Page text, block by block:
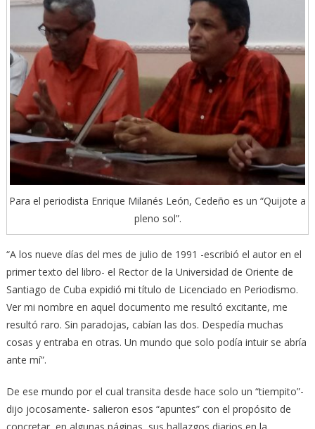
Para el periodista Enrique Milanés León, Cedeño es un “Quijote a
pleno sol”.
“A los nueve días del mes de julio de 1991 -escribió el autor en el
primer texto del libro- el Rector de la Universidad de Oriente de
Santiago de Cuba expidió mi título de Licenciado en Periodismo.
Ver mi nombre en aquel documento me resultó excitante, me
resultó raro. Sin paradojas, cabían las dos. Despedía muchas
cosas y entraba en otras. Un mundo que solo podía intuir se abría
ante mí”.
De ese mundo por el cual transita desde hace solo un “tiempito”-
dijo jocosamente- salieron esos “apuntes” con el propósito de